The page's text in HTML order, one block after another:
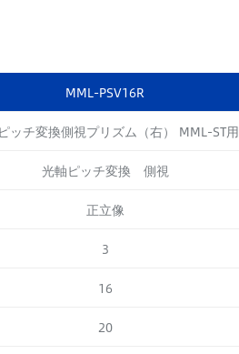
MML-PSV16R
ッチ変換側視プリズム（右） MML-ST用
光軸ピッチ変換 側視
正立像
3
16
20